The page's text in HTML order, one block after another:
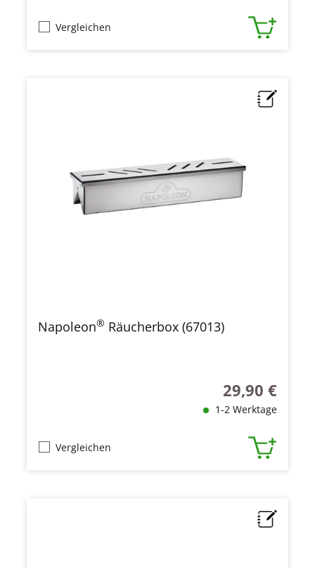
Vergleichen
Napoleon® Räucherbox (67013)
Regulärer Preis:
29,90 €
1-2 Werktage
Vergleichen